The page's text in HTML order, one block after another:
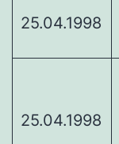
25.04.1998
25.04.1998